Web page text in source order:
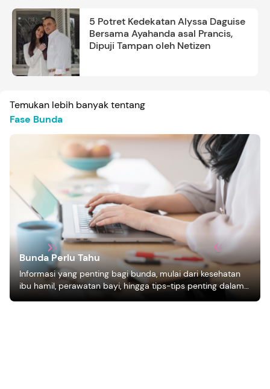
5 Potret Kedekatan Alyssa Daguise
Bersama Ayahanda asal Prancis,
Dipuji Tampan oleh Netizen
Temukan lebih banyak tentang
Fase Bunda
Bunda Perlu Tahu
Informasi yang penting bagi bunda, mulai dari kesehatan
ibu hamil, perawatan bayi, hingga tips-tips penting dalam
mengasuh anak